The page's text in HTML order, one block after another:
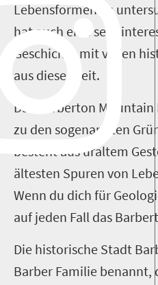
Lebensformen zu
hat auch eine sehr
Geschichte mit vielen
aus dieser Zeit.
Das Barberton Mountain
zu den sogenannten
besteht aus uraltem
ältesten Spuren von
Wenn du dich für
auf jeden Fall das
Die historische Stadt
Barber Familie benannt,